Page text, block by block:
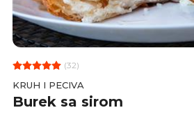
(32)
KRUH I PECIVA
Burek sa sirom